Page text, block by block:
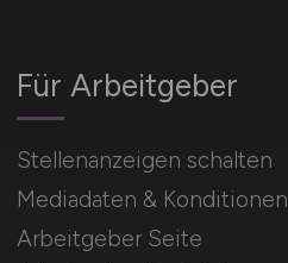
Für Arbeitgeber
Stellenanzeigen schalten
Mediadaten & Konditionen
Arbeitgeber Seite